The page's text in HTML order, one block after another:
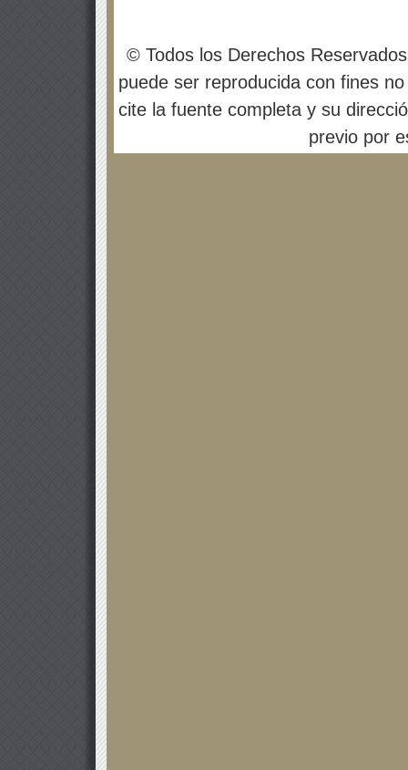
© Todos los Derechos
puede ser reproducida con fines
cite la fuente completa y su
previo por